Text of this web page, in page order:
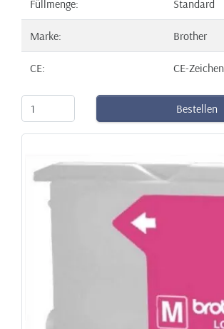
Füllmenge: Standard
Marke: Brother
CE: CE-Zeichen
Bestellen